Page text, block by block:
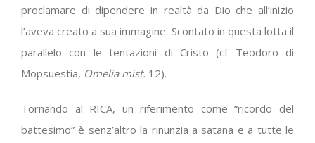
proclamare di dipendere in realtà da Dio che all’inizio
l’aveva creato a sua immagine. Scontato in questa lotta il
parallelo con le tentazioni di Cristo (cf Teodoro di
Mopsuestia, Omelia mist. 12).
Tornando al RICA, un riferimento come “ricordo del
battesimo” è senz’altro la rinunzia a satana e a tutte le